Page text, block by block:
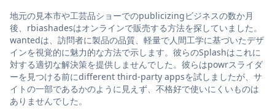
地元の見本市や工芸品ショーでのpublicizingビジネスの数か月
後、rbiashadesはオンラインで販売する方法を探していました。
wantedは、訪問者に製品の品質、軽量で人間工学に基づいたデザ
インを視覚的に魅力的な方法で示します。彼らのSplashはこれに
対する適切な解決策を提供しませんでした。彼らはpowrスライダ
ーを見つける前にdifferent third-party appsを試しましたが、サ
イトの一部であるかのように見えず、不格好で使いにくいものは
ありませんでした。